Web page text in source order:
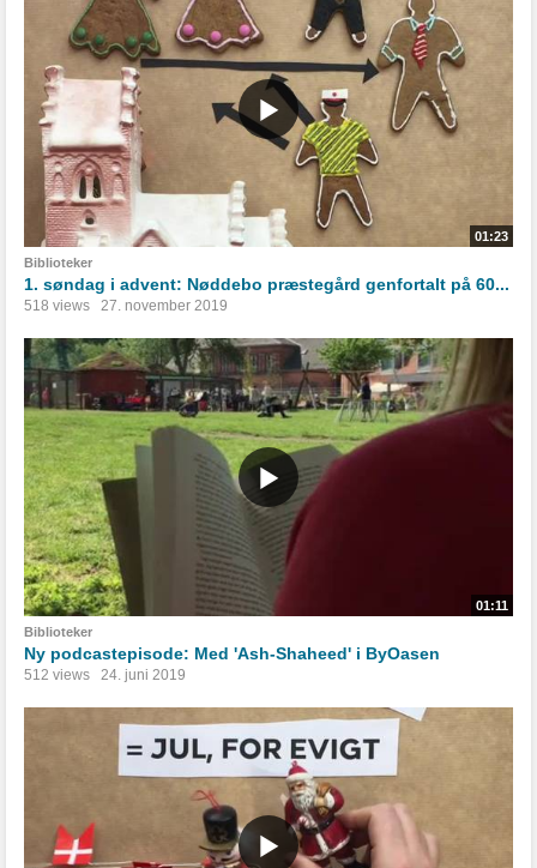
01:23
Biblioteker
1. søndag i advent: Nøddebo præstegård genfortalt på 60...
518 views 27. november 2019
01:11
Biblioteker
Ny podcastepisode: Med 'Ash-Shaheed' i ByOasen
512 views 24. juni 2019